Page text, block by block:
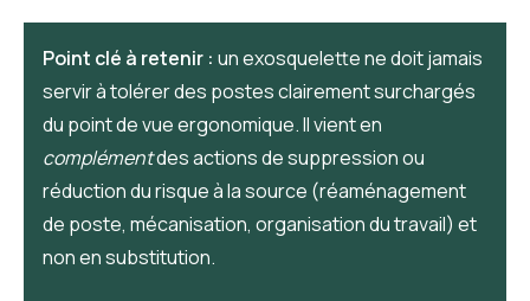
Point clé à retenir : un exosquelette ne doit jamais
servir à tolérer des postes clairement surchargés
du point de vue ergonomique. Il vient en
complémentdes actions de suppression ou
réduction du risque à la source (réaménagement
de poste, mécanisation, organisation du travail) et
non en substitution.